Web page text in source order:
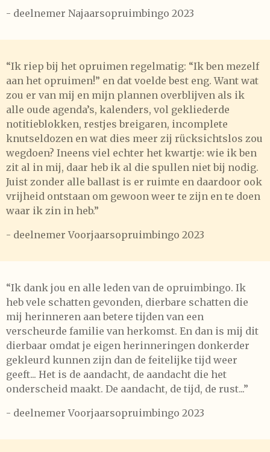
- deelnemer Najaarsopruimbingo 2023
“Ik riep bij het opruimen regelmatig: “Ik ben mezelf
aan het opruimen!” en dat voelde best eng. Want wat
zou er van mij en mijn plannen overblijven als ik
alle oude agenda’s, kalenders, vol gekliederde
notitieblokken, restjes breigaren, incomplete
knutseldozen en wat dies meer zij rücksichtslos zou
wegdoen? Ineens viel echter het kwartje: wie ik ben
zit al in mij, daar heb ik al die spullen niet bij nodig.
Juist zonder alle ballast is er ruimte en daardoor ook
vrijheid ontstaan om gewoon weer te zijn en te doen
waar ik zin in heb.”
- deelnemer Voorjaarsopruimbingo 2023
“Ik dank jou en alle leden van de opruimbingo. Ik
heb vele schatten gevonden, dierbare schatten die
mij herinneren aan betere tijden van een
verscheurde familie van herkomst. En dan is mij dit
dierbaar omdat je eigen herinneringen donkerder
gekleurd kunnen zijn dan de feitelijke tijd weer
geeft... Het is de aandacht, de aandacht die het
onderscheid maakt. De aandacht, de tijd, de rust...”
- deelnemer Voorjaarsopruimbingo 2023